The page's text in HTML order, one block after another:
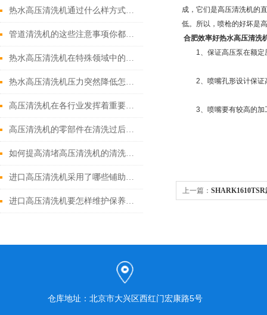
热水高压清洗机通过什么样方式来实现增压呢
管道清洗机的这些注意事项你都落实到位了吗
热水高压清洗机在特殊领域中的应用
热水高压清洗机压力突然降低怎么回事
高压清洗机在各行业发挥着重要的作用
高压清洗机的零部件在清洗过后还需要注意什么
如何提高清堵高压清洗机的清洗效果？
进口高压清洗机采用了哪些铺助系统
进口高压清洗机要怎样维护保养才算合理呢
成，它们是高压清洗机的
低。所以，喷枪的好坏是
合肥效率好热水高压清洗
1、保证高压泵在额定
2、喷嘴孔形设计保证
3、喷嘴要有较高的加
上一篇：
仓库地址：北京市大兴区西红门宏康路5号